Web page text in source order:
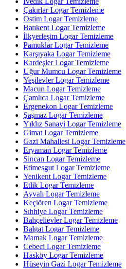
Çakırlar Logar Temizleme
Ostim Logar Temizleme
Batıkent Logar Temizleme
İlkyerleşim Logar Temizleme
Pamuklar Logar Temizleme
Karşıyaka Logar Temizleme
Kardeşler Logar Temizleme
Uğur Mumcu Logar Temizleme
Yeşilevler Logar Temizleme
Macun Logar Temizleme
Çamlıca Logar Temizleme
Ergenekon Logar Temizleme
Şaşmaz Logar Temizleme
Yıldız Sanayi Logar Temizleme
Gimat Logar Temizleme
Gazi Mahallesi Logar Temizleme
Eryaman Logar Temizleme
Sincan Logar Temizleme
Etimesgut Logar Temizleme
Yenikent Logar Temizleme
Etlik Logar Temizleme
Ayvalı Logar Temizleme
Keçiören Logar Temizleme
Sıhhiye Logar Temizleme
Bahçelievler Logar Temizleme
Balgat Logar Temizleme
Mamak Logar Temizleme
Cebeci Logar Temizleme
Hasköy Logar Temizleme
Hüseyin Gazi Logar Temizleme